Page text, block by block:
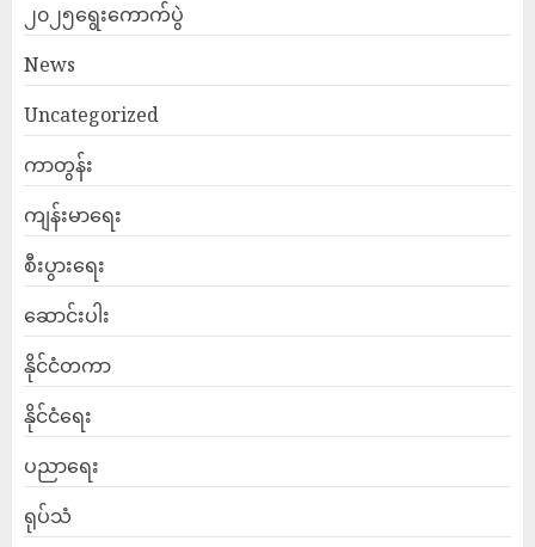
၂၀၂၅ရွေးကောက်ပွဲ
News
Uncategorized
ကာတွန်း
ကျန်းမာရေး
စီးပွားရေး
ဆောင်းပါး
နိုင်ငံတကာ
နိုင်ငံရေး
ပညာရေး
ရုပ်သံ